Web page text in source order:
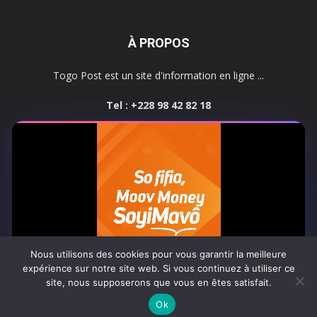
À PROPOS
Togo Post est un site d'information en ligne ...
Tel : +228 98 42 82 18
Contactez-nous:
SUIVEZ NOUS
Africa-Newsroom Contact Activités du site
© Copyright 2025 Togo Post | Tous droits réservés
Nous utilisons des cookies pour vous garantir la meilleure
expérience sur notre site web. Si vous continuez à utiliser ce
site, nous supposerons que vous en êtes satisfait.
Ok